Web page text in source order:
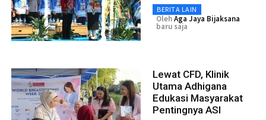
BERITA LAIN
OlehAga Jaya Bijaksana
baru saja
Lewat CFD, Klinik
Utama Adhigana
Edukasi Masyarakat
Pentingnya ASI